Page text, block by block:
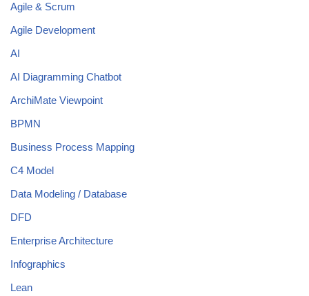
Agile & Scrum
Agile Development
AI
AI Diagramming Chatbot
ArchiMate Viewpoint
BPMN
Business Process Mapping
C4 Model
Data Modeling / Database
DFD
Enterprise Architecture
Infographics
Lean